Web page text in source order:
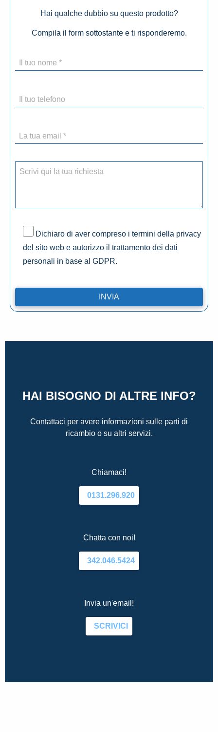
Hai qualche dubbio su questo prodotto?
Compila il form sottostante e ti risponderemo.
Dichiaro di aver compreso i termini della privacy
del sito web e autorizzo il trattamento dei dati
personali in base al GDPR.
HAI BISOGNO DI ALTRE INFO?
Contattaci per avere informazioni sulle parti di
ricambio o su altri servizi.
Chiamaci!
0131.296.920
Chatta con noi!
342.046.5424
Invia un'email!
SCRIVICI